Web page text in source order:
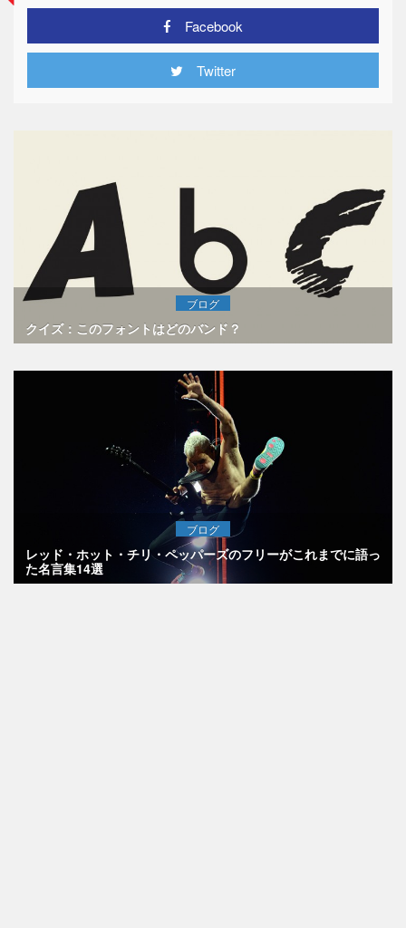
Facebook
Twitter
ブログ
クイズ：このフォントはどのバンド？
ブログ
レッド・ホット・チリ・ペッパーズのフリーがこれまでに語っ
た名言集14選